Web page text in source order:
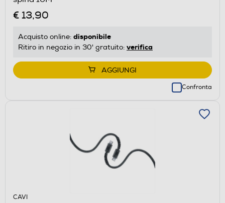
€ 13,90
Acquisto online: disponibile
Ritiro in negozio in 30' gratuito: verifica
AGGIUNGI
Confronta
CAVI